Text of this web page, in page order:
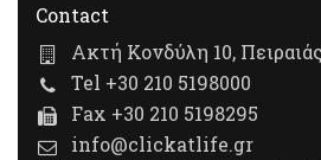
Contact
Ακτή Κονδύλη 10,
Tel +30 210 5198000
Fax +30 210 5198295
info@clickatlife.gr